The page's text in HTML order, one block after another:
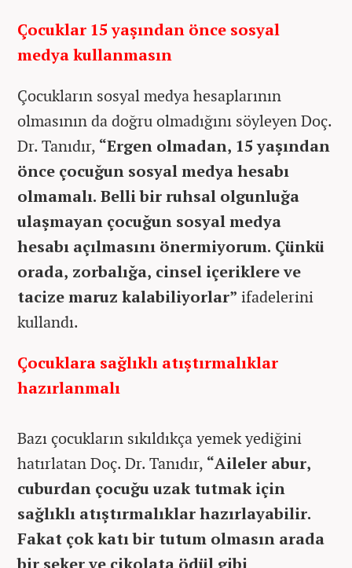
Çocuklar 15 yaşından önce sosyal
medya kullanmasın
Çocukların sosyal medya hesaplarının
olmasının da doğru olmadığını söyleyen Doç.
Dr. Tanıdır, “Ergen olmadan, 15 yaşından
önce çocuğun sosyal medya hesabı
olmamalı. Belli bir ruhsal olgunluğa
ulaşmayan çocuğun sosyal medya
hesabı açılmasını önermiyorum. Çünkü
orada, zorbalığa, cinsel içeriklere ve
tacize maruz kalabiliyorlar” ifadelerini
kullandı.
Çocuklara sağlıklı atıştırmalıklar
hazırlanmalı
Bazı çocukların sıkıldıkça yemek yediğini
hatırlatan Doç. Dr. Tanıdır, “Aileler abur,
cuburdan çocuğu uzak tutmak için
sağlıklı atıştırmalıklar hazırlayabilir.
Fakat çok katı bir tutum olmasın arada
bir şeker ve çikolata ödül gibi